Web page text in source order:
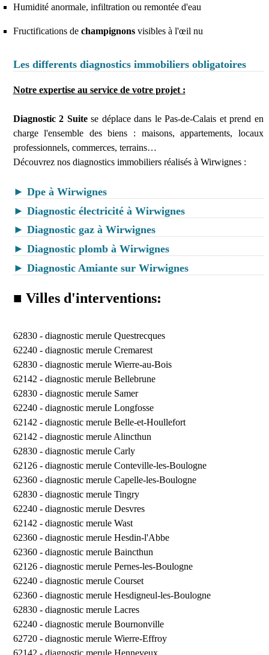
Humidité anormale, infiltration ou remontée d'eau
Fructifications de champignonsvisibles à l'œil nu
Les differents diagnostics immobiliers obligatoires
Notre expertise au service de votre projet :
Diagnostic 2 Suitese déplace dans le Pas-de-Calais et prend en
charge l'ensemble des biens : maisons, appartements, locaux
professionnels, commerces, terrains…
Découvrez nos diagnostics immobiliers réalisés à Wirwignes :
► Dpe à Wirwignes
► Diagnostic électricité à Wirwignes
► Diagnostic gaz à Wirwignes
► Diagnostic plomb à Wirwignes
► Diagnostic Amiante sur Wirwignes
■ Villes d'interventions:
62830 - diagnostic merule Questrecques
62240 - diagnostic merule Cremarest
62830 - diagnostic merule Wierre-au-Bois
62142 - diagnostic merule Bellebrune
62830 - diagnostic merule Samer
62240 - diagnostic merule Longfosse
62142 - diagnostic merule Belle-et-Houllefort
62142 - diagnostic merule Alincthun
62830 - diagnostic merule Carly
62126 - diagnostic merule Conteville-les-Boulogne
62360 - diagnostic merule Capelle-les-Boulogne
62830 - diagnostic merule Tingry
62240 - diagnostic merule Desvres
62142 - diagnostic merule Wast
62360 - diagnostic merule Hesdin-l'Abbe
62360 - diagnostic merule Baincthun
62126 - diagnostic merule Pernes-les-Boulogne
62240 - diagnostic merule Courset
62360 - diagnostic merule Hesdigneul-les-Boulogne
62830 - diagnostic merule Lacres
62240 - diagnostic merule Bournonville
62720 - diagnostic merule Wierre-Effroy
62142 - diagnostic merule Henneveux